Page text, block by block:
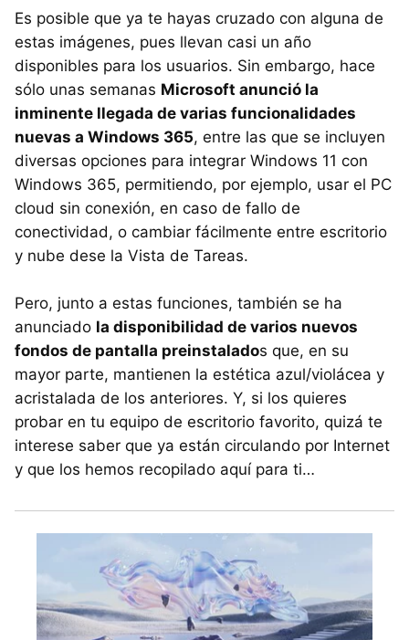
Es posible que ya te hayas cruzado con alguna de
estas imágenes, pues llevan casi un año
disponibles para los usuarios. Sin embargo, hace
sólo unas semanas Microsoft anunció la
inminente llegada de varias funcionalidades
nuevas a Windows 365, entre las que se incluyen
diversas opciones para integrar Windows 11 con
Windows 365, permitiendo, por ejemplo, usar el PC
cloud sin conexión, en caso de fallo de
conectividad, o cambiar fácilmente entre escritorio
y nube dese la Vista de Tareas.
Pero, junto a estas funciones, también se ha
anunciado la disponibilidad de varios nuevos
fondos de pantalla preinstalados que, en su
mayor parte, mantienen la estética azul/violácea y
acristalada de los anteriores. Y, si los quieres
probar en tu equipo de escritorio favorito, quizá te
interese saber que ya están circulando por Internet
y que los hemos recopilado aquí para ti…